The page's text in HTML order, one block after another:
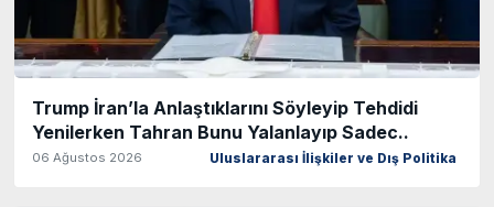
Trump İran’la Anlaştıklarını Söyleyip Tehdidi
Yenilerken Tahran Bunu Yalanlayıp Sadec..
06 Ağustos 2026 Uluslararası İlişkiler ve Dış Politika